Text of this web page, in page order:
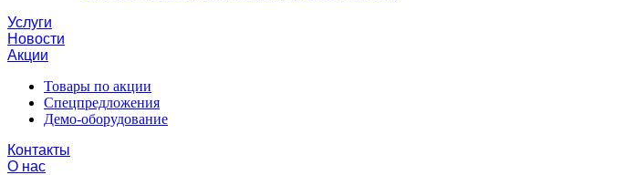
Услуги
Новости
Акции
Товары по акции
Спецпредложения
Демо-оборудование
Контакты
О нас